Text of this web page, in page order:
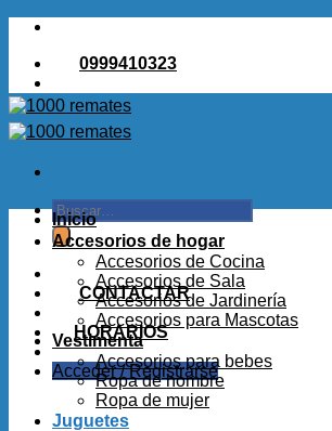
Saltar
contenido0999410323
Buscar
por:
CONTACTAR
HORARIOS
Acceder / Registrarse
Inicio
Accesorios de hogar
Accesorios de Cocina
Accesorios de Sala
Accesorios de Jardinería
Accesorios para Mascotas
Vestimenta
Accesorios para bebes
Ropa de hombre
Ropa de mujer
Juguetes